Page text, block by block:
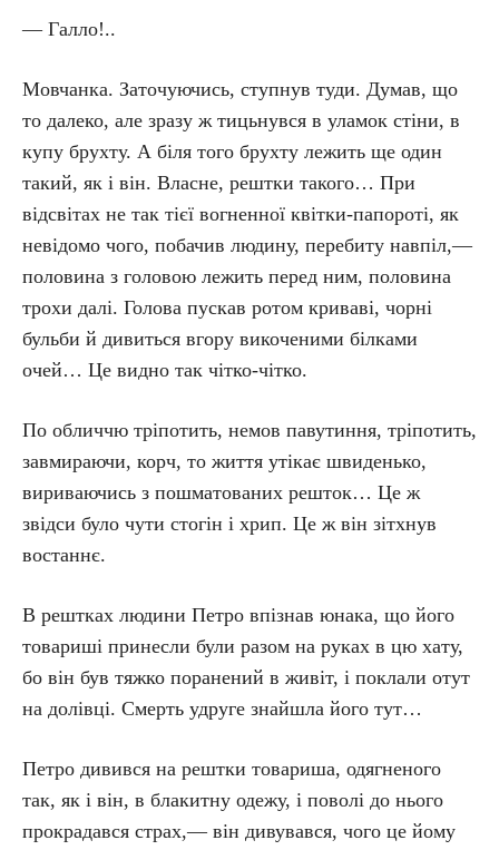
— Галло!..
Мовчанка. Заточуючись, ступнув туди. Думав, що
то далеко, але зразу ж тицьнувся в уламок стіни, в
купу брухту. А біля того брухту лежить ще один
такий, як і він. Власне, рештки такого… При
відсвітах не так тієї вогненної квітки-папороті, як
невідомо чого, побачив людину, перебиту навпіл,—
половина з головою лежить перед ним, половина
трохи далі. Голова пускав ротом криваві, чорні
бульби й дивиться вгору викоченими білками
очей… Це видно так чітко-чітко.
По обличчю тріпотить, немов павутиння, тріпотить,
завмираючи, корч, то життя утікає швиденько,
вириваючись з пошматованих решток… Це ж
звідси було чути стогін і хрип. Це ж він зітхнув
востаннє.
В рештках людини Петро впізнав юнака, що його
товариші принесли були разом на руках в цю хату,
бо він був тяжко поранений в живіт, і поклали отут
на долівці. Смерть удруге знайшла його тут…
Петро дивився на рештки товариша, одягненого
так, як і він, в блакитну одежу, і поволі до нього
прокрадався страх,— він дивувався, чого це йому